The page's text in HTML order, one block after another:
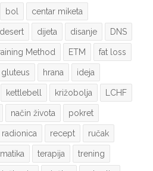
bol centar miketa
desert dijeta disanje DNS
Method ETM fat loss
gluteus hrana ideja
kettlebell križobolja LCHF
način života pokret
radionica recept ručak
terapija trening